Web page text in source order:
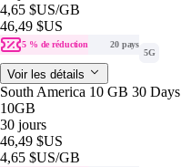
4,65 $US/GB
46,49 $US
5 % de réduction
20 pays
5G
Voir les détails
South America 10 GB 30 Days
10GB
30 jours
46,49 $US
4,65 $US/GB